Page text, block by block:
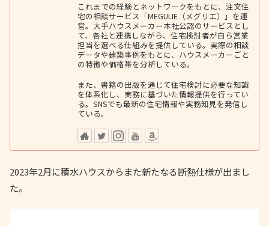
これまでの経験とネットワークをもとに、注文住
宅の相談サービス「MEGULIE（メグリエ）」を運
営。大手ハウスメーカー本社公認のサービスとし
て、各社と連携しながら、住宅検討者が自ら営業
担当を選べる仕組みを提供している。実際の相談
データや建築事例をもとに、ハウスメーカーごと
の特徴や価格帯を分析している。
また、書籍の出版を通じて住宅検討に必要な知識
を体系化し、実務に基づいた情報提供を行ってい
る。SNSでも最新の住宅情報や実務知見を発信し
ている。
2023年2月に積水ハウスからまた新たなる断熱仕様が出まし
た。